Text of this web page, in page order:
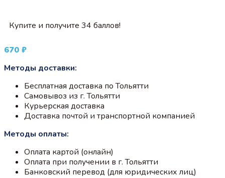
Купите и получите 34 баллов!
670 ₽
Методы доставки:
Бесплатная доставка по Тольятти
Самовывоз из г. Тольятти
Курьерская доставка
Доставка почтой и транспортной компанией
Методы оплаты:
Оплата картой (онлайн)
Оплата при получении в г. Тольятти
Банковский перевод (для юридических лиц)